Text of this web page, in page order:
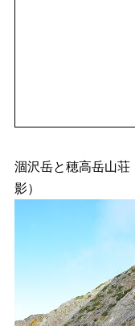
涸沢岳と穂高岳山荘
影）